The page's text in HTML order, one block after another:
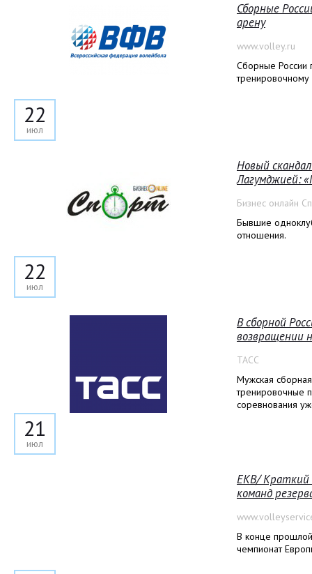
22
июл
Сборные
арену
www.volley.ru
Сборные России
22
июл
Новый
Лагумджией:
Бизнес онлайн
Бывшие
отношения.
21
июл
В сборной
возвращении
ТАСС
Мужская
тренировочные
соревнования
ЕКВ/ Краткий
команд
В конце
чемпионат